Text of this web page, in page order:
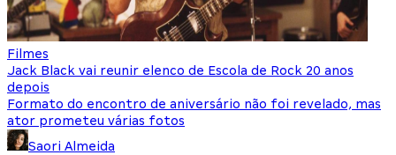
Filmes
Jack Black vai reunir elenco de Escola de Rock 20 anos
depois
Formato do encontro de aniversário não foi revelado, mas
ator prometeu várias fotos
Saori Almeida